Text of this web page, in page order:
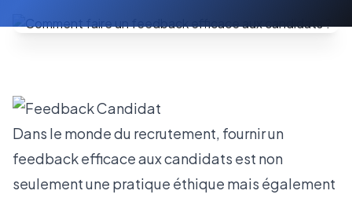
Dans le monde du recrutement, fournir un
feedback efficace aux candidats est non
seulement une pratique éthique mais également